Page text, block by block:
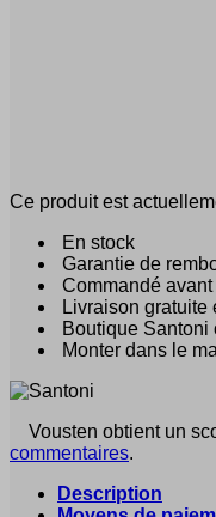
Ce produit est
En stock
Garantie de
Commandé
Livraison gratuite
Boutique Santoni
Monter dans le
Vousten obtient un
commentaires.
Description